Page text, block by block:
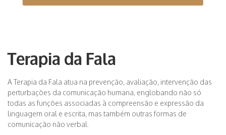
Terapia da Fala
A Terapia da Fala atua na prevenção, avaliação, intervenção das
perturbações da comunicação humana, englobando não só
todas as funções associadas à compreensão e expressão da
linguagem oral e escrita, mas também outras formas de
comunicação não verbal.